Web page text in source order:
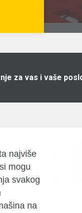
za vas i vaše
najviše
mogu
svakog
na